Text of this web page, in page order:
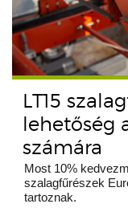
LT15
lehetőség
számára
Most 10%
szalagfűrészek
tartoznak.